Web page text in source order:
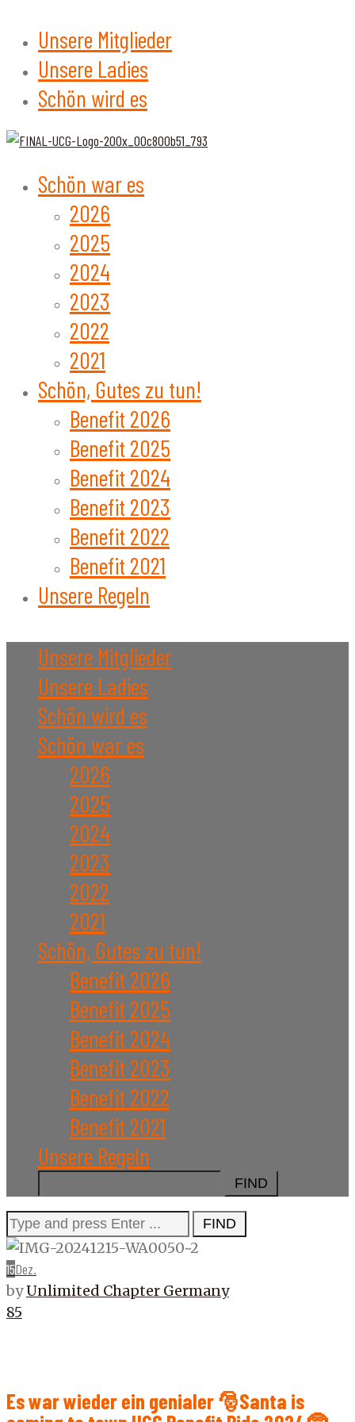
Unsere Mitglieder
Unsere Ladies
Schön wird es
Schön war es
2026
2025
2024
2023
2022
2021
Schön, Gutes zu tun!
Benefit 2026
Benefit 2025
Benefit 2024
Benefit 2023
Benefit 2022
Benefit 2021
Unsere Regeln
Unsere Mitglieder
Unsere Ladies
Schön wird es
Schön war es
2026
2025
2024
2023
2022
2021
Schön, Gutes zu tun!
Benefit 2026
Benefit 2025
Benefit 2024
Benefit 2023
Benefit 2022
Benefit 2021
Unsere Regeln
for:
Search
for:
15Dez.
byUnlimited Chapter Germany
85
Es war wieder ein genialer 🎅Santa is